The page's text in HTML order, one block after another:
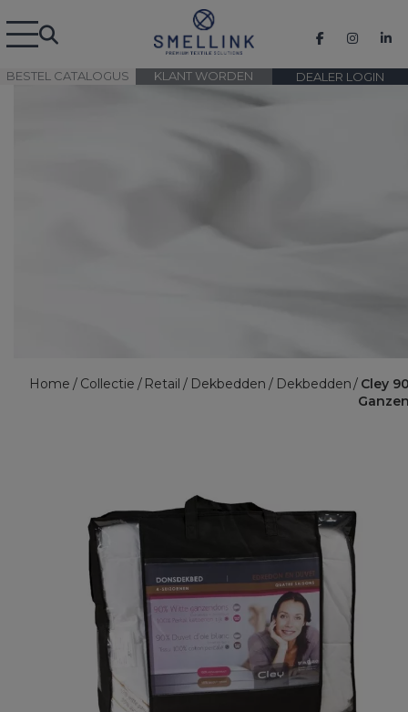
BESTEL CATALOGUS DEALER LOGIN
KLANT WORDEN
Home Collectie Retail Dekbedden Dekbedden
Cley